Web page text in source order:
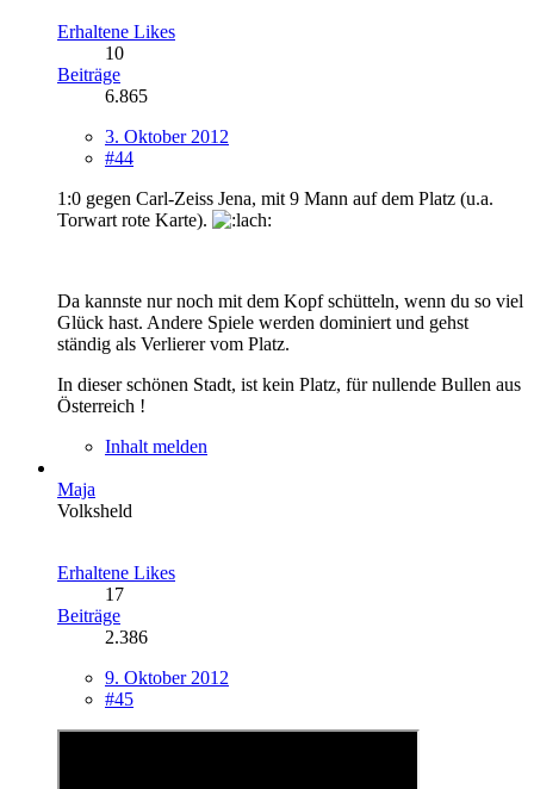
Erhaltene Likes
10
Beiträge
6.865
3. Oktober 2012
#44
1:0 gegen Carl-Zeiss Jena, mit 9 Mann auf dem Platz (u.a.
Torwart rote Karte).
Da kannste nur noch mit dem Kopf schütteln, wenn du so viel
Glück hast. Andere Spiele werden dominiert und gehst
ständig als Verlierer vom Platz.
In dieser schönen Stadt, ist kein Platz, für nullende Bullen aus
Österreich !
Inhalt melden
Maja
Volksheld
Erhaltene Likes
17
Beiträge
2.386
9. Oktober 2012
#45